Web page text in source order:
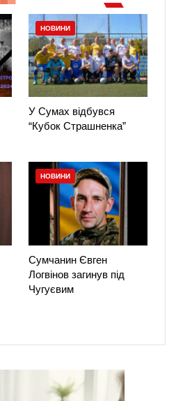
НОВИНИ
У Сумах відбувся
“Кубок Страшненка”
НОВИНИ
Сумчанин Євген
Логвінов загинув під
Чугуєвим